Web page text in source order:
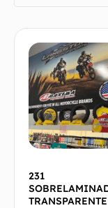
231
TRANSPARENTE